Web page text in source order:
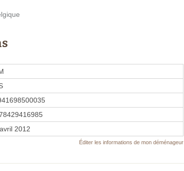
2012
Éditer les informations de mon déménageur